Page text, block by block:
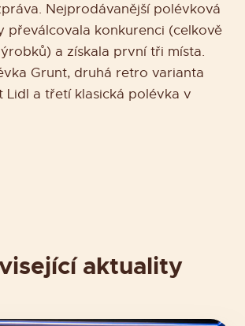
Nejprodávanější polévková
převálcovala konkurenci (celkově
a získala první tři místa.
Grunt, druhá retro varianta
Lidl a třetí klasická polévka v
aktuality